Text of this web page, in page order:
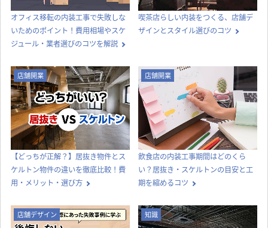
オフィス移転の内装工事で失敗しな
いためのポイント！費用相場やスケ
ジュール・業者選びのコツを解説
喫茶店らしい内装をつくる、店舗デ
ザインとスタイル選びのコツ
店舗開業
【どっちが正解？】居抜き物件とス
ケルトン物件の違いを徹底比較！費
用・メリット・選び方
店舗開業
飲食店の内装工事期間はどのくら
い？居抜き・スケルトンの目安と工
期を縮めるコツ
店舗デザイン 知識